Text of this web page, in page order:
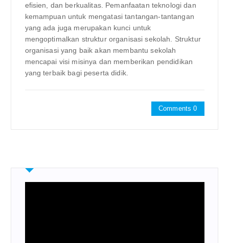
efisien, dan berkualitas. Pemanfaatan teknologi dan
kemampuan untuk mengatasi tantangan-tantangan
yang ada juga merupakan kunci untuk
mengoptimalkan struktur organisasi sekolah. Struktur
organisasi yang baik akan membantu sekolah
mencapai visi misinya dan memberikan pendidikan
yang terbaik bagi peserta didik.
Comments 0